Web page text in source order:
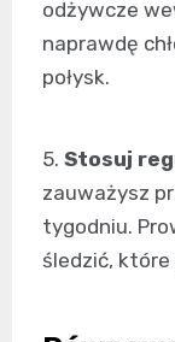
odżywcze
naprawdę
połysk.
5. Stosuj
zauważysz
tygodniu.
śledzić,